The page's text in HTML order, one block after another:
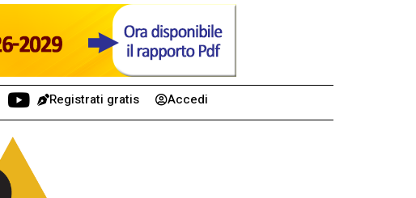
Registrati gratis Accedi